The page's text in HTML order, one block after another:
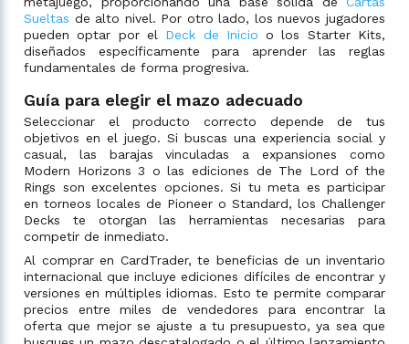
Sueltas de alto nivel. Por otro lado, los nuevos jugadores
pueden optar por el Deck de Inicio o los Starter Kits,
diseñados específicamente para aprender las reglas
fundamentales de forma progresiva.
Guía para elegir el mazo adecuado
Seleccionar el producto correcto depende de tus
objetivos en el juego. Si buscas una experiencia social y
casual, las barajas vinculadas a expansiones como
Modern Horizons 3 o las ediciones de The Lord of the
Rings son excelentes opciones. Si tu meta es participar
en torneos locales de Pioneer o Standard, los Challenger
Decks te otorgan las herramientas necesarias para
competir de inmediato.
Al comprar en CardTrader, te beneficias de un inventario
internacional que incluye ediciones difíciles de encontrar y
versiones en múltiples idiomas. Esto te permite comparar
precios entre miles de vendedores para encontrar la
oferta que mejor se ajuste a tu presupuesto, ya sea que